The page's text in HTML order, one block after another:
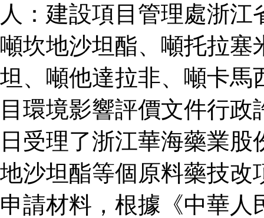
人：建設項目管理處浙
噸坎地沙坦酯、噸托拉塞
坦、噸他達拉非、噸卡馬
目環境影響評價文件行
日受理了浙江華海藥業
地沙坦酯等個原料藥技改
申請材料，根據《中華